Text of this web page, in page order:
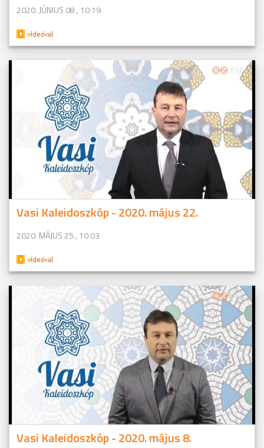
2020. JÚNIUS 08., 10:19
Vasi Kaleidoszkóp - 2020. május 22.
2020. MÁJUS 25., 10:03
Vasi Kaleidoszkóp - 2020. május 8.